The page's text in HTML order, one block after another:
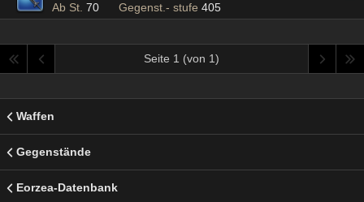
Ab St. 70 Gegenst.- stufe 405
Seite 1 (von 1)
Waffen
Gegenstände
Eorzea-Datenbank